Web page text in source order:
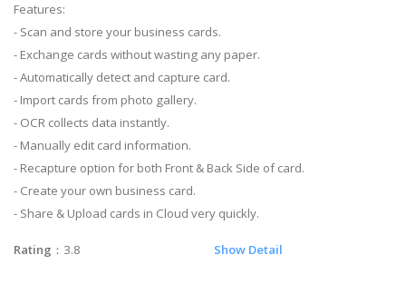
Features:
- Scan and store your business cards.
- Exchange cards without wasting any paper.
- Automatically detect and capture card.
- Import cards from photo gallery.
- OCR collects data instantly.
- Manually edit card information.
- Recapture option for both Front & Back Side of card.
- Create your own business card.
- Share & Upload cards in Cloud very quickly.
Rating ：3.8 Show Detail